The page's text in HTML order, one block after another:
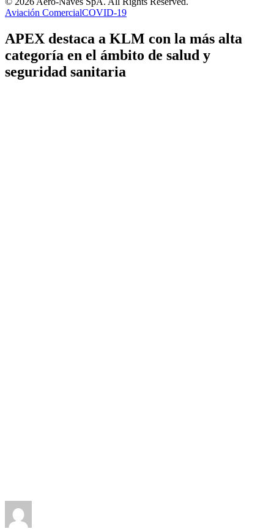
Aviación ComercialCOVID-19
APEX destaca a KLM con la más alta
categoría en el ámbito de salud y
seguridad sanitaria